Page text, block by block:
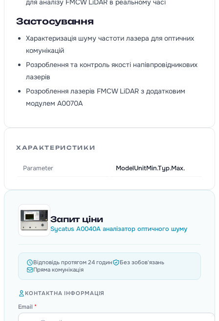
для аналізу FMCW LiDAR в реальному часі
Застосування
Характеризація шуму частоти лазера для оптичних
комунікацій
Розроблення та контроль якості напівпровідникових
лазерів
Розроблення лазерів FMCW LiDAR з додатковим
модулем A0070A
ХАРАКТЕРИСТИКИ
Parameter ModelUnitMin.Typ.Max.
Запит ціни
Sycatus A0040A аналізатор оптичного шуму
Відповідь протягом 24 годин
Без зобов'язань
Пряма комунікація
КОНТАКТНА ІНФОРМАЦІЯ
Email *